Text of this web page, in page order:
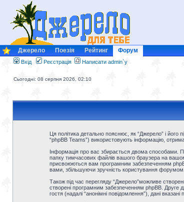
Джерело Поезія Рейтинг Форум
Вхід Реєстрація Написати admin`у
Сьогодні: 08 серпня 2026, 02:10
Ця політика детально пояснює, як “Джерело” і його
“phpBB Teams”) використовують інформацію,
Інформація про вас збирається двома способами.
папку тимчасових файлів вашого браузера на
присвоюються вам програмним забезпеченням
вами, збільшуючи зручність користування форумом.
Також під час перегляду “Джерело”можливе
створені програмним забезпеченням phpBB. Друге
гостя (надалі “анонімні повідомлення”), дані